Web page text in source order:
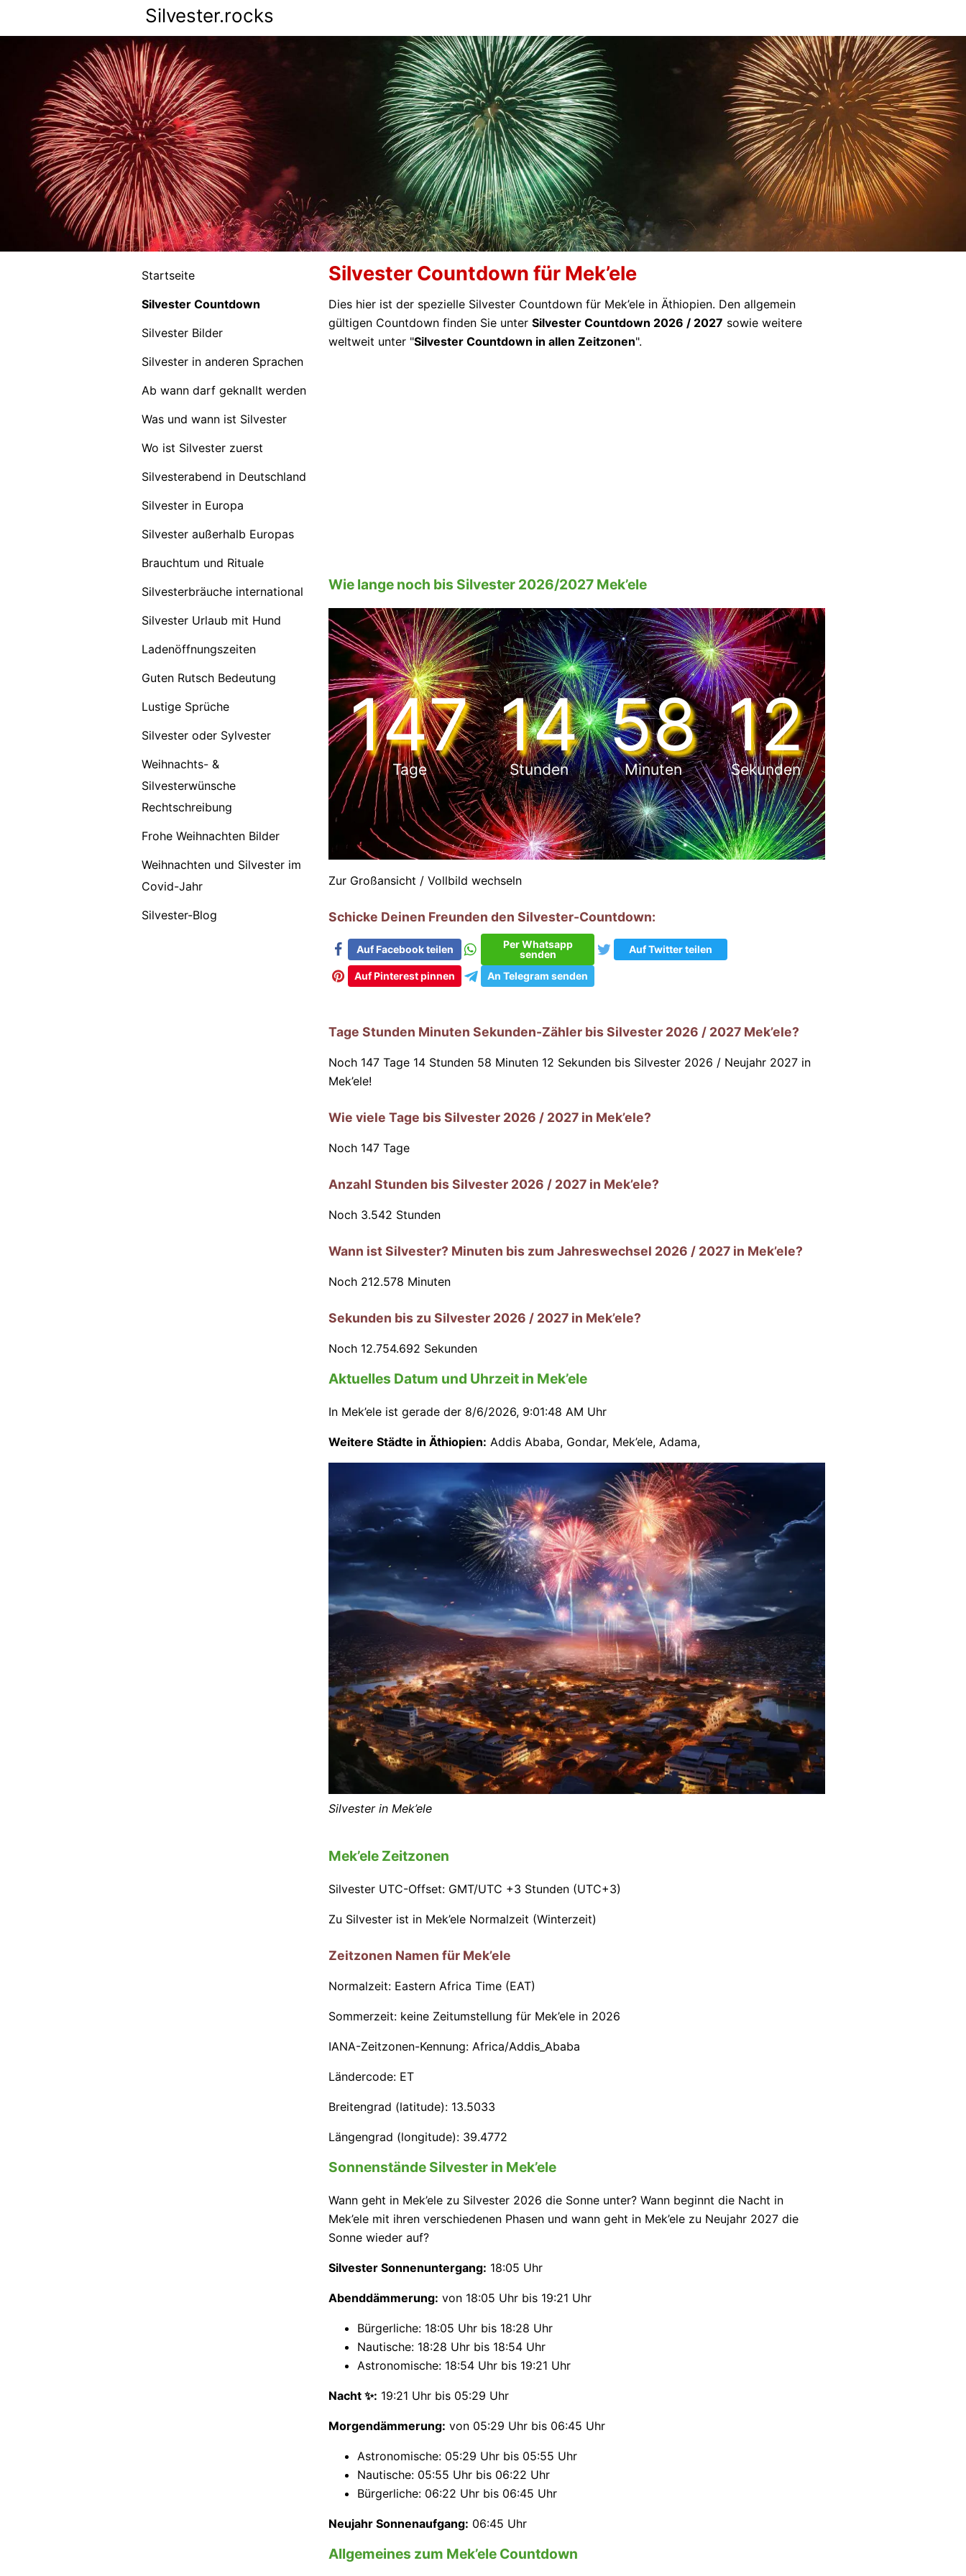
Silvester.rocks
Startseite
Silvester Countdown
Silvester Bilder
Silvester in anderen Sprachen
Ab wann darf geknallt werden
Was und wann ist Silvester
Wo ist Silvester zuerst
Silvesterabend in Deutschland
Silvester in Europa
Silvester außerhalb Europas
Brauchtum und Rituale
Silvesterbräuche international
Silvester Urlaub mit Hund
Ladenöffnungszeiten
Guten Rutsch Bedeutung
Lustige Sprüche
Silvester oder Sylvester
Weihnachts- &
Silvesterwünsche
Rechtschreibung
Frohe Weihnachten Bilder
Weihnachten und Silvester im
Covid-Jahr
Silvester-Blog
Silvester Countdown für Mek’ele
Dies hier ist der spezielle Silvester Countdown für Mek’ele in Äthiopien. Den allgemein
gültigen Countdown finden Sie unter Silvester Countdown 2026 / 2027 sowie weitere
weltweit unter "Silvester Countdown in allen Zeitzonen".
Wie lange noch bis Silvester 2026/2027 Mek’ele
147
Tage
14
Stunden
58
Minuten
10
Sekunden
Zur Großansicht / Vollbild wechseln
Schicke Deinen Freunden den Silvester-Countdown:
Auf Facebook teilen
Per Whatsapp
senden
Auf Twitter teilen
Auf Pinterest pinnen An Telegram senden
Tage Stunden Minuten Sekunden-Zähler bis Silvester 2026 / 2027 Mek’ele?
Noch 147 Tage 14 Stunden 58 Minuten 10 Sekunden bis Silvester 2026 / Neujahr 2027 in
Mek’ele!
Wie viele Tage bis Silvester 2026 / 2027 in Mek’ele?
Noch 147 Tage
Anzahl Stunden bis Silvester 2026 / 2027 in Mek’ele?
Noch 3.542 Stunden
Wann ist Silvester? Minuten bis zum Jahreswechsel 2026 / 2027 in Mek’ele?
Noch 212.578 Minuten
Sekunden bis zu Silvester 2026 / 2027 in Mek’ele?
Noch 12.754.690 Sekunden
Aktuelles Datum und Uhrzeit in Mek’ele
In Mek’ele ist gerade der 8/6/2026, 9:01:50 AM Uhr
Weitere Städte in Äthiopien: Addis Ababa, Gondar, Mek’ele, Adama,
Silvester in Mek’ele
Mek’ele Zeitzonen
Silvester UTC-Offset: GMT/UTC +3 Stunden (UTC+3)
Zu Silvester ist in Mek’ele Normalzeit (Winterzeit)
Zeitzonen Namen für Mek’ele
Normalzeit: Eastern Africa Time (EAT)
Sommerzeit: keine Zeitumstellung für Mek’ele in 2026
IANA-Zeitzonen-Kennung: Africa/Addis_Ababa
Ländercode: ET
Breitengrad (latitude): 13.5033
Längengrad (longitude): 39.4772
Sonnenstände Silvester in Mek’ele
Wann geht in Mek’ele zu Silvester 2026 die Sonne unter? Wann beginnt die Nacht in
Mek’ele mit ihren verschiedenen Phasen und wann geht in Mek’ele zu Neujahr 2027 die
Sonne wieder auf?
Silvester Sonnenuntergang: 18:05 Uhr
Abenddämmerung: von 18:05 Uhr bis 19:21 Uhr
Bürgerliche: 18:05 Uhr bis 18:28 Uhr
Nautische: 18:28 Uhr bis 18:54 Uhr
Astronomische: 18:54 Uhr bis 19:21 Uhr
Nacht ✨: 19:21 Uhr bis 05:29 Uhr
Morgendämmerung: von 05:29 Uhr bis 06:45 Uhr
Astronomische: 05:29 Uhr bis 05:55 Uhr
Nautische: 05:55 Uhr bis 06:22 Uhr
Bürgerliche: 06:22 Uhr bis 06:45 Uhr
Neujahr Sonnenaufgang: 06:45 Uhr
Allgemeines zum Mek’ele Countdown